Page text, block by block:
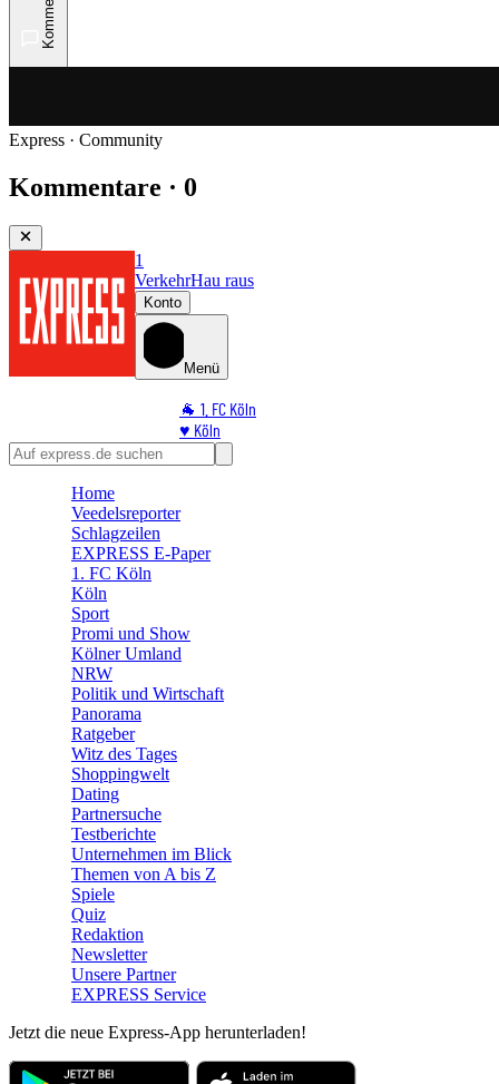
Express · Community
Kommentare · 0
1
VerkehrHau raus
Konto
Menü
🐐 1. FC Köln
♥️ Köln
⭐ Promi
🛒 Shoppingwelt
Home
Veedelsreporter
Schlagzeilen
EXPRESS E-Paper
1. FC Köln
Köln
Sport
Promi und Show
Kölner Umland
NRW
Politik und Wirtschaft
Panorama
Ratgeber
Witz des Tages
Shoppingwelt
Dating
Partnersuche
Testberichte
Unternehmen im Blick
Themen von A bis Z
Spiele
Quiz
Redaktion
Newsletter
Unsere Partner
EXPRESS Service
Jetzt die neue Express-App herunterladen!